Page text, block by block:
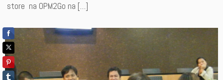
store na OPM2Go na […]